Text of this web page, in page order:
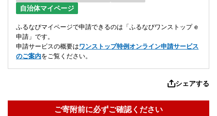
自治体マイページ
ふるなびマイページで申請できるのは「ふるなびワンストップ e
申請」です。
申請サービスの概要はワンストップ特例オンライン申請サービス
のご案内をご覧ください。
シェアする
ご寄附前に必ずご確認ください